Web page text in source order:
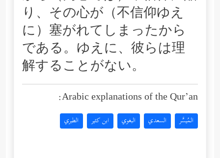
り、その心が（不信仰ゆえ
に）塞がれてしまったから
である。ゆえに、彼らは理
解することがない。
Arabic explanations of the Qur’an:
المُيسَّر السعدي البغوي ابن كثير الطبري